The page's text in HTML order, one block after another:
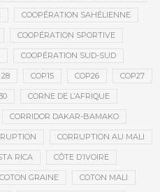
COOPÉRATION SAHÉLIENNE
COOPÉRATION SPORTIVE
COOPÉRATION SUD-SUD
28 COP15 COP26 COP27
CORNE DE L’AFRIQUE
CORRIDOR DAKAR-BAMAKO
CORRUPTION AU MALI
RICA CÔTE D’IVOIRE
COTON GRAINE COTON MALI